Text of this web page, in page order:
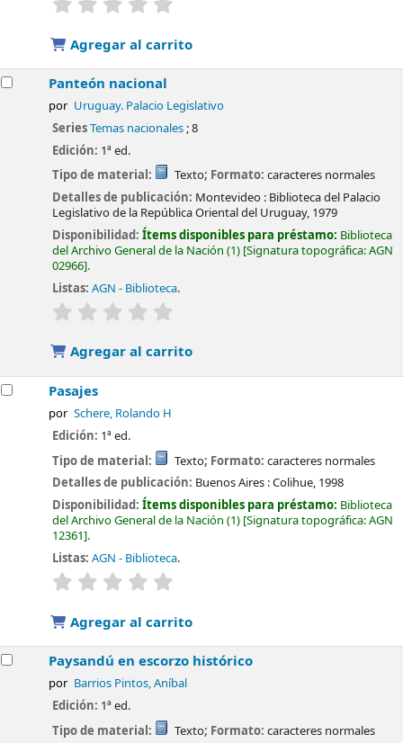
Agregar al carrito
Panteón nacional
por Uruguay. Palacio Legislativo
SeriesTemas nacionales; 8
Edición: 1ª ed.
Tipo de material:
Texto; Formato: caracteres normales
Detalles de publicación: Montevideo : Biblioteca del Palacio
Legislativo de la República Oriental del Uruguay, 1979
Disponibilidad:Ítems disponibles para préstamo: Biblioteca
del Archivo General de la Nación (1) Signatura topográfica:AGN
02966 .
Listas: AGN - Biblioteca.
valoración
Agregar al carrito
Pasajes
por Schere, Rolando H
Edición: 1ª ed.
Tipo de material:
Texto; Formato: caracteres normales
Detalles de publicación: Buenos Aires :Colihue, 1998
Disponibilidad:Ítems disponibles para préstamo: Biblioteca
del Archivo General de la Nación (1) Signatura topográfica:AGN
12361 .
Listas: AGN - Biblioteca.
valoración
Agregar al carrito
Paysandú en escorzo histórico
por Barrios Pintos, Aníbal
Edición: 1ª ed.
Tipo de material:
Texto; Formato: caracteres normales